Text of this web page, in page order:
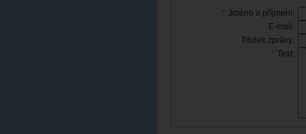
* Jméno a příjmení:
E-mail:
Titulek zprávy:
* Text: